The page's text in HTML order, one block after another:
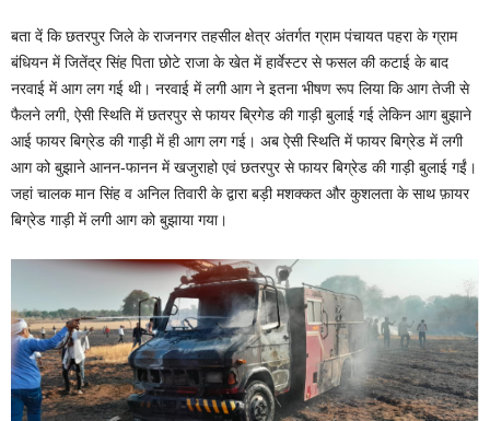
बता दें कि छतरपुर जिले के राजनगर तहसील क्षेत्र अंतर्गत ग्राम पंचायत पहरा के ग्राम
बंधियन में जितेंद्र सिंह पिता छोटे राजा के खेत में हार्वेस्टर से फसल की कटाई के बाद
नरवाई में आग लग गई थी। नरवाई में लगी आग ने इतना भीषण रूप लिया कि आग तेजी से
फैलने लगी, ऐसी स्थिति में छतरपुर से फायर ब्रिगेड की गाड़ी बुलाई गई लेकिन आग बुझाने
आई फायर बिग्रेड की गाड़ी में ही आग लग गई। अब ऐसी स्थिति में फायर बिग्रेड में लगी
आग को बुझाने आनन-फानन में खजुराहो एवं छतरपुर से फायर बिग्रेड की गाड़ी बुलाई गईं।
जहां चालक मान सिंह व अनिल तिवारी के द्वारा बड़ी मशक्कत और कुशलता के साथ फ़ायर
बिग्रेड गाड़ी में लगी आग को बुझाया गया।